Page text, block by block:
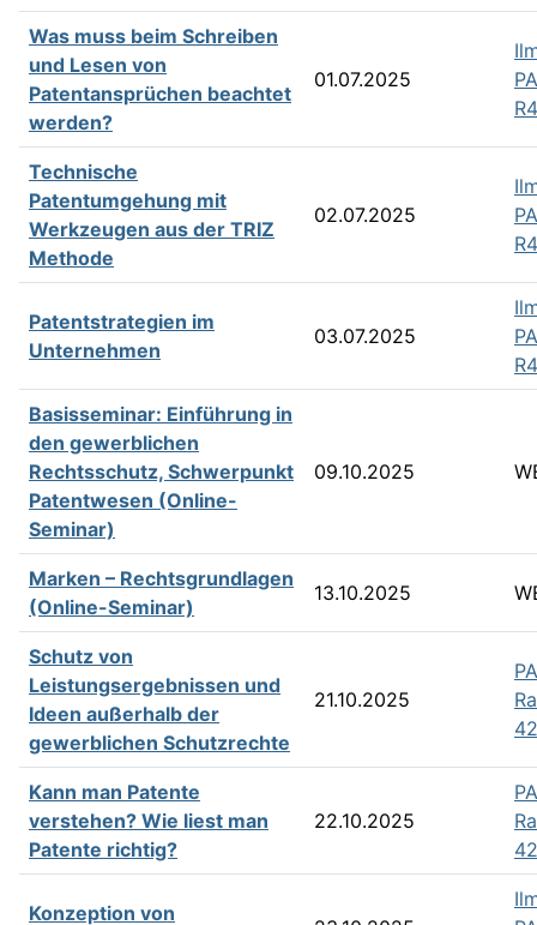
Was muss beim Schreiben
und Lesen von
Patentansprüchen beachtet
werden?
01.07.2025
Technische
Patentumgehung mit
Werkzeugen aus der TRIZ
Methode
02.07.2025
Patentstrategien im
Unternehmen
03.07.2025
Basisseminar: Einführung in
den gewerblichen
Rechtsschutz, Schwerpunkt
Patentwesen (Online-
Seminar)
09.10.2025
Marken – Rechtsgrundlagen
(Online-Seminar)
13.10.2025
Schutz von
Leistungsergebnissen und
Ideen außerhalb der
gewerblichen Schutzrechte
21.10.2025
Kann man Patente
verstehen? Wie liest man
Patente richtig?
22.10.2025
Konzeption von